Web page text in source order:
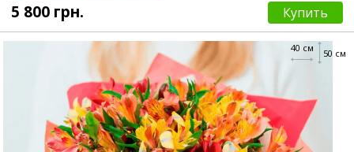
5 800 грн.
Купить
50 см
40 см